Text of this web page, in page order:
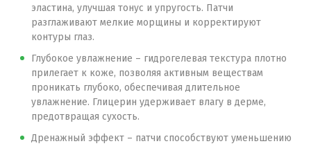
эластина, улучшая тонус и упругость. Патчи
разглаживают мелкие морщины и корректируют
контуры глаз.
Глубокое увлажнение – гидрогелевая текстура плотно
прилегает к коже, позволяя активным веществам
проникать глубоко, обеспечивая длительное
увлажнение. Глицерин удерживает влагу в дерме,
предотвращая сухость.
Дренажный эффект – патчи способствуют уменьшению